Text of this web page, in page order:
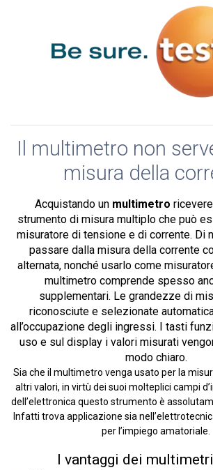
Il multimetro non
misura della
Acquistando un multimetro
strumento di misura multiplo che può
misuratore di tensione e di corrente. Di
passare dalla misura della corrente
alternata, nonché usarlo come
multimetro comprende spesso
supplementari. Le grandezze di
riconosciute e selezionate
all’occupazione degli ingressi. I tasti
uso e sul display i valori misurati
modo chiaro.
Sia che il multimetro venga usato per la
altri valori, in virtù dei suoi molteplici campi
dell’elettronica questo strumento è
Infatti trova applicazione sia
per l’impiego amatoriale.
I vantaggi dei